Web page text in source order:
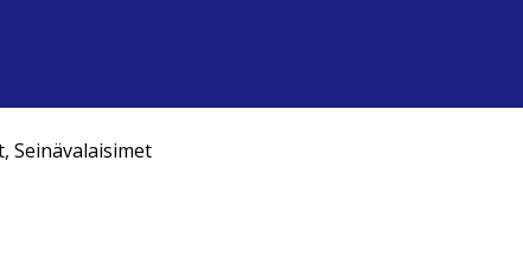
, Seinävalaisimet